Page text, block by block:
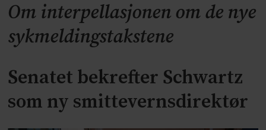
Om interpellasjonen om de nye
sykmeldingstakstene
Senatet bekrefter Schwartz
som ny smittevernsdirektør